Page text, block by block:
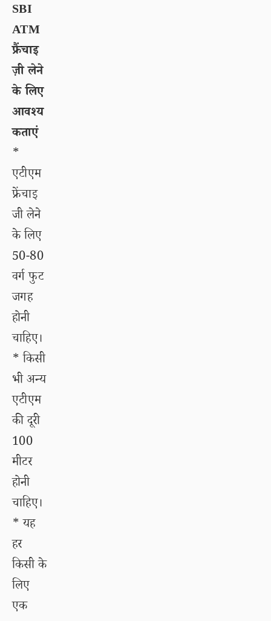
SBI
ATM
फ्रैंचाइ
ज़ी लेने
के लिए
आवश्य
कताएं
*
एटीएम
फ्रेंचाइ
जी लेने
के लिए
50-80
वर्ग फुट
जगह
होनी
चाहिए।
* किसी
भी अन्य
एटीएम
की दूरी
100
मीटर
होनी
चाहिए।
* यह
हर
किसी के
लिए
एक